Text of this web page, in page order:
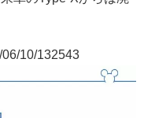
10/132543